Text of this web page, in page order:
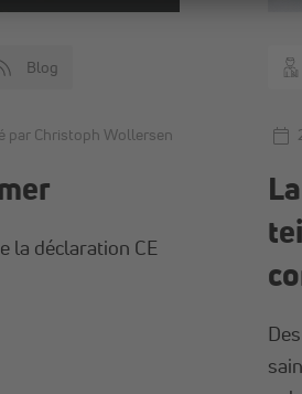
Blog
par Christoph Wollersen
la déclaration CE